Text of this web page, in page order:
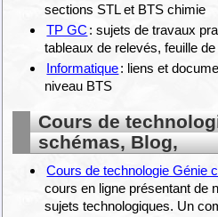
sections STL et BTS chimie
TP GC : sujets de travaux
tableaux de relevés, feuille
Informatique: liens et
niveau BTS
Cours de
schémas, Blog,
Cours de technologie Génie
cours en ligne présentant de
sujets technologiques. Un